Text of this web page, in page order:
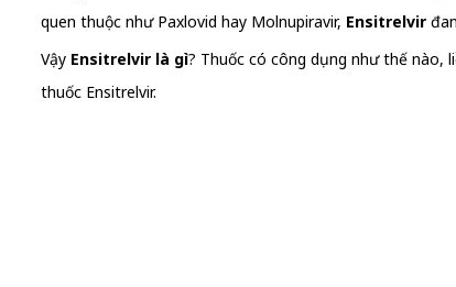
quen thuộc như Paxlovid hay Molnupiravir, Ensitrelvir
Vậy Ensitrelvir là gì? Thuốc có công dụng như thế nào,
thuốc Ensitrelvir.